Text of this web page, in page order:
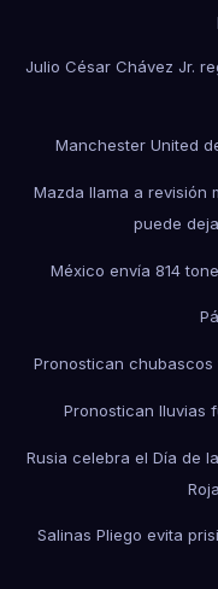
Julio César Chávez Jr.
Manchester United
Mazda llama a revisión
puede
México envía 814
Pronostican
Pronostican lluvias
Rusia celebra el Día de
Salinas Pliego evita